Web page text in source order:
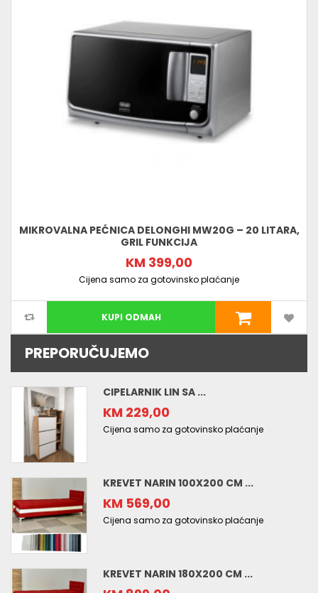
MIKROVALNA PEĆNICA DELONGHI MW20G – 20 LITARA,
GRIL FUNKCIJA
KM 399,00
Cijena samo za gotovinsko plaćanje
KUPI ODMAH
PREPORUČUJEMO
CIPELARNIK LIN SA ...
KM 229,00
Cijena samo za gotovinsko plaćanje
KREVET NARIN 100X200 CM ...
KM 569,00
Cijena samo za gotovinsko plaćanje
KREVET NARIN 180X200 CM ...